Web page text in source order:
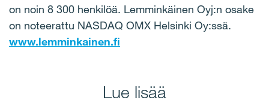
on noin 8 300 henkilöä. Lemminkäinen Oyj:n osake
on noteerattu NASDAQ OMX Helsinki Oy:ssä.
www.lemminkainen.fi
Lue lisää